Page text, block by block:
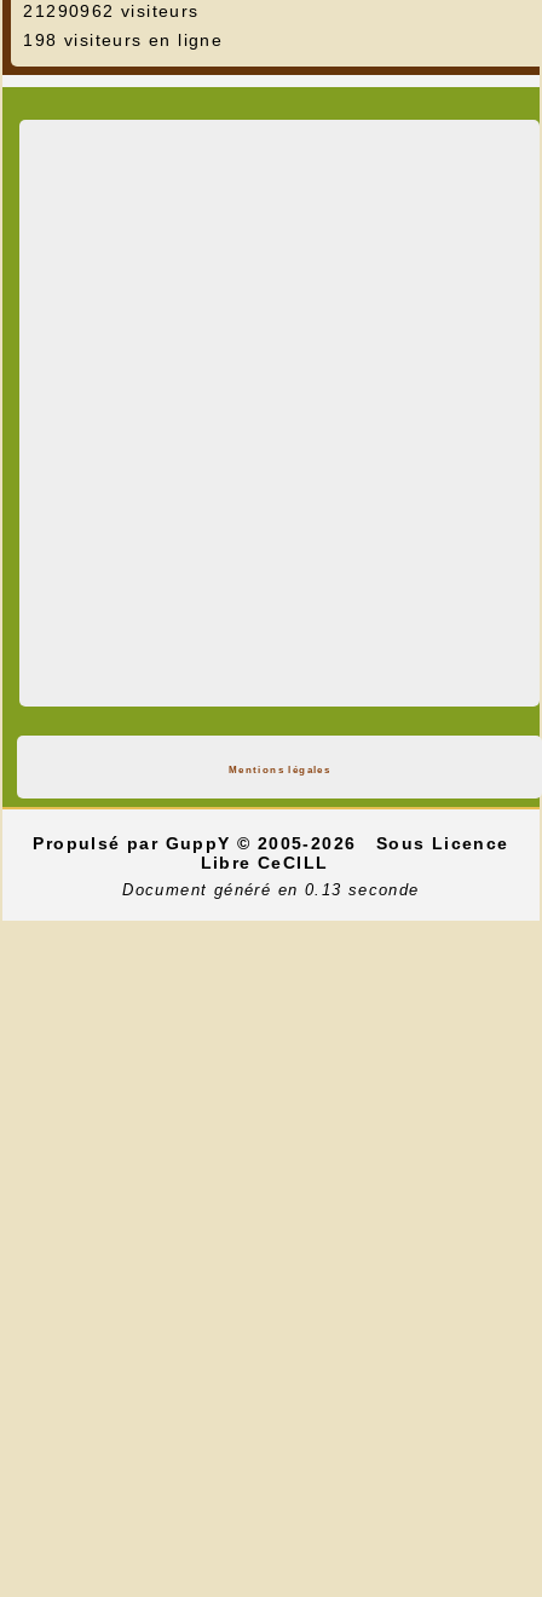
21290962 visiteurs
198 visiteurs en ligne
Mentions légales
Propulsé par GuppY© 2005-2026
Sous Licence
Libre CeCILL
Document généré en 0.13 seconde